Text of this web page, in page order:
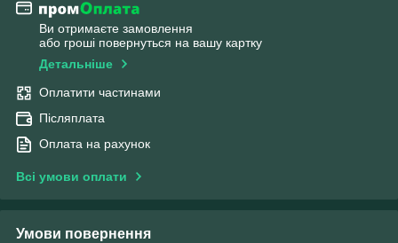
Ви отримаєте замовлення
або гроші повернуться на вашу картку
Детальніше
Оплатити частинами
Післяплата
Оплата на рахунок
Всі умови оплати
Умови повернення